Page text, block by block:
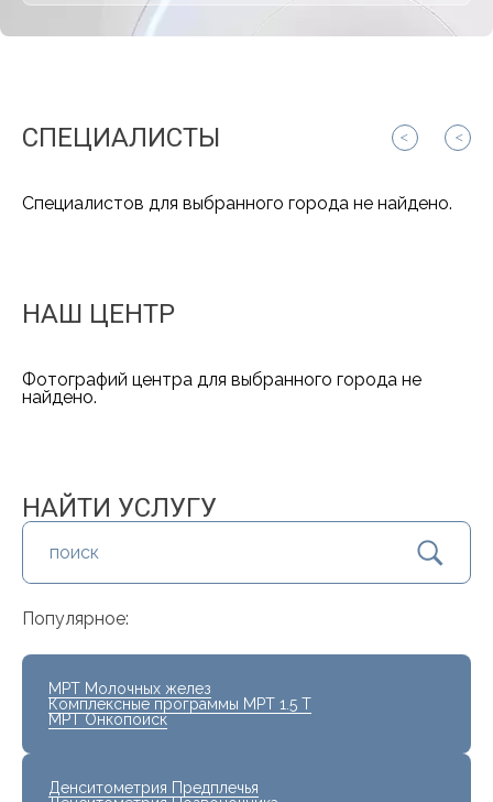
СПЕЦИАЛИСТЫ
Специалистов для выбранного города не найдено.
НАШ ЦЕНТР
Фотографий центра для выбранного города не
найдено.
НАЙТИ УСЛУГУ
Популярное:
МРТ Молочных желез
Комплексные программы МРТ 1.5 Т
МРТ Онкопоиск
Денситометрия Предплечья